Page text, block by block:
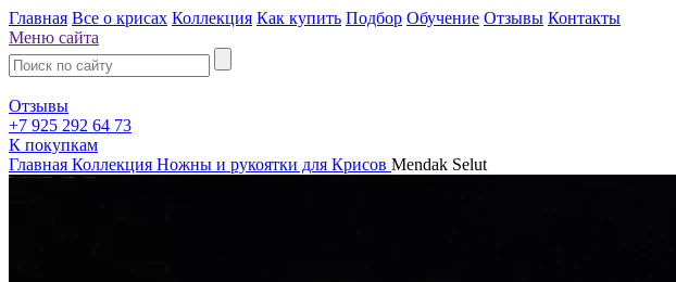
Главная Все о крисах Коллекция Как купить Подбор Обучение Отзывы Контакты
Меню сайта
Отзывы
+7 925 292 64 73
К покупкам
Главная Коллекция Ножны и рукоятки для Крисов Mendak Selut